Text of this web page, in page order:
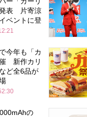
発表 片寄涼
ベントに登
今年も「カ
新作カリ
ど全6品が
の